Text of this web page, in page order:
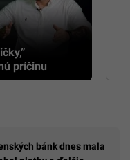
príčinu
bánk dnes mala